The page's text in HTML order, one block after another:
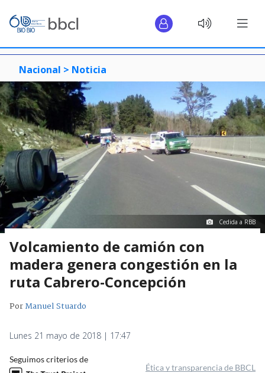
Nacional > Noticia
Cedida a RBB
Volcamiento de camión con
madera genera congestión en la
ruta Cabrero-Concepción
PorManuel Stuardo
Lunes 21 mayo de 2018 | 17:47
Seguimos criterios de
Ética y transparencia de BBCL